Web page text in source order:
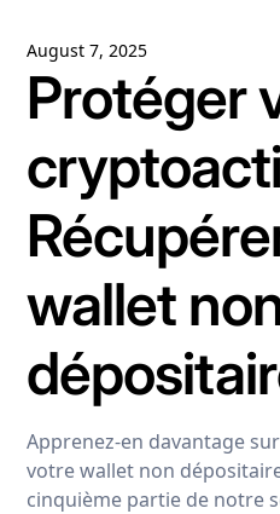
August 7, 2025
Protéger
wallet
Apprenez-en davantage
votre wallet non
cinquième partie de notre